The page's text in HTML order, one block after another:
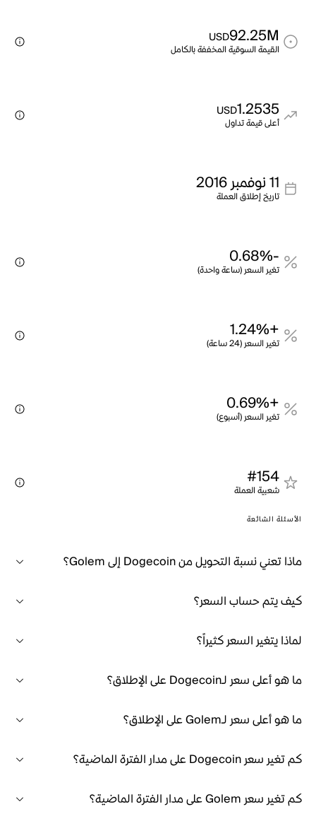
92.25M
USD
القيمة السوقية المخففة بالكامل
1.2535
USD
أعلى قيمة تداول
11 نوفمبر 2016
تاريخ إطلاق العملة
-0.68%
تغير السعر (ساعة واحدة)
+1.24%
تغير السعر (24 ساعة)
+0.69%
تغير السعر (أسبوع)
#154
شعبية العملة
الأسئلة الشائعة
ماذا تعني نسبة التحويل من Dogecoin إلى Golem؟
كيف يتم حساب السعر؟
لماذا يتغير السعر كثيراً؟
ما هو أعلى سعر لـDogecoin على الإطلاق؟
ما هو أعلى سعر لـGolem على الإطلاق؟
كم تغير سعر Dogecoin على مدار الفترة الماضية؟
كم تغير سعر Golem على مدار الفترة الماضية؟